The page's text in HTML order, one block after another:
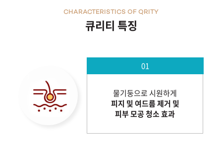
CHARACTERISTICS OF QRITY
큐리티 특징
01
물기둥으로 시원하게
피지 및 여드름 제거 및
피부 모공 청소 효과